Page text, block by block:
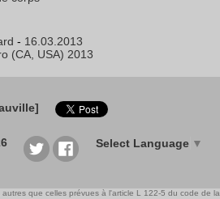
- 16.03.2013
(CA, USA) 2013
Select Language ▼
que celles prévues à l'article L 122-5 du code de la